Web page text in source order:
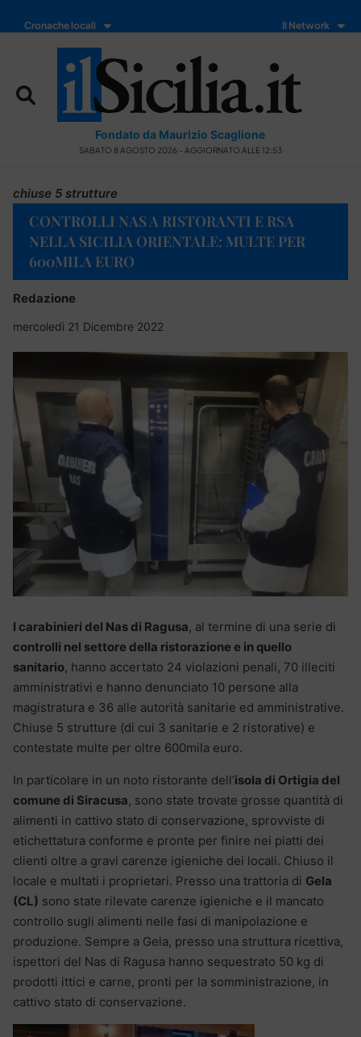
Cronache locali Il Network
Fondato da Maurizio Scaglione
SABATO 8 AGOSTO 2026 - AGGIORNATO ALLE 12:53
chiuse 5 strutture
CONTROLLI NAS A RISTORANTI E RSA
NELLA SICILIA ORIENTALE: MULTE PER
600MILA EURO
Redazione
mercoledì 21 Dicembre 2022
I carabinieri del Nas di Ragusa, al termine di una serie di
controlli nel settore della ristorazione e in quello
sanitario, hanno accertato 24 violazioni penali, 70 illeciti
amministrativi e hanno denunciato 10 persone alla
magistratura e 36 alle autorità sanitarie ed amministrative.
Chiuse 5 strutture (di cui 3 sanitarie e 2 ristorative) e
contestate multe per oltre 600mila euro.
In particolare in un noto ristorante dell’isola di Ortigia del
comune di Siracusa, sono state trovate grosse quantità di
alimenti in cattivo stato di conservazione, sprovviste di
etichettatura conforme e pronte per finire nei piatti dei
clienti oltre a gravi carenze igieniche dei locali. Chiuso il
locale e multati i proprietari. Presso una trattoria di Gela
(CL) sono state rilevate carenze igieniche e il mancato
controllo sugli alimenti nelle fasi di manipolazione e
produzione. Sempre a Gela, presso una struttura ricettiva,
ispettori del Nas di Ragusa hanno sequestrato 50 kg di
prodotti ittici e carne, pronti per la somministrazione, in
cattivo stato di conservazione.